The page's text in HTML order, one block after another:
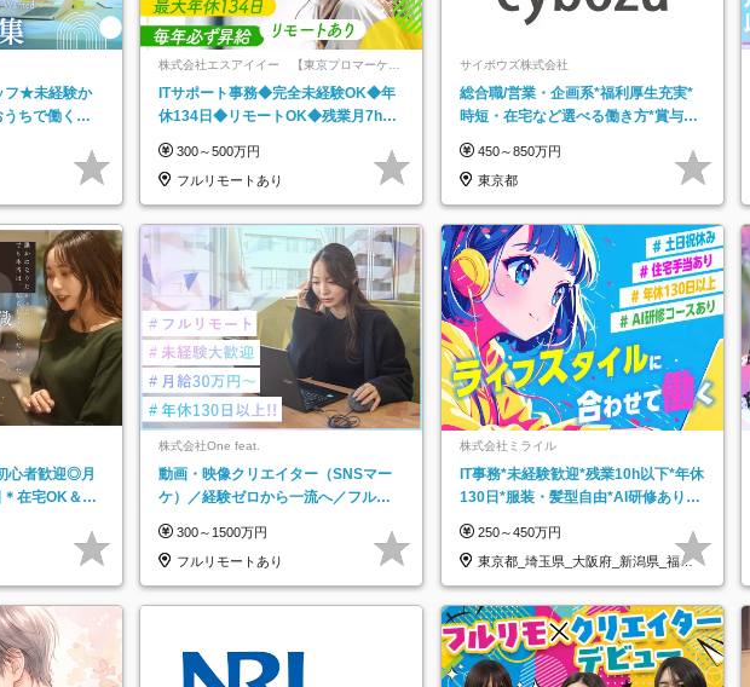
フ★未経験か
ちで働くフ
株式会社エスアイイー 【東京プロマーケッ
ITサポート事務◆完全未経験OK◆年
休134日◆リモートOK◆残業月7h以
300～500万円
フルリモートあり
サイボウズ株式会社
総合職/営業・企画系*福利厚生充実*
時短・在宅など選べる働き方*賞与年
450～850万円
東京都
⼼者歓迎◎⽉
在宅OK＆研
株式会社One feat.
動画・映像クリエイター（SNSマー
ケ）／経験ゼロから一流へ／フルリ
日以上
300～1500万円
フルリモートあり
株式会社ミライル
IT事務*未経験歓迎*残業10h以下*年休
130日*服装・髪型自由*AI研修あり*
250～450万円
東京都_埼玉県_大阪府_新潟県_福岡
県